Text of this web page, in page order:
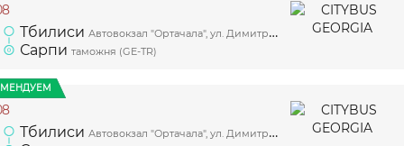
Тбилиси Автовокзал "Ортачала", ул. Димитри Гулия, 5, платформа 2
Сарпи таможня (GE-TR)
Тбилиси Автовокзал "Ортачала", ул. Димитри Гулия, 5, платформа 2